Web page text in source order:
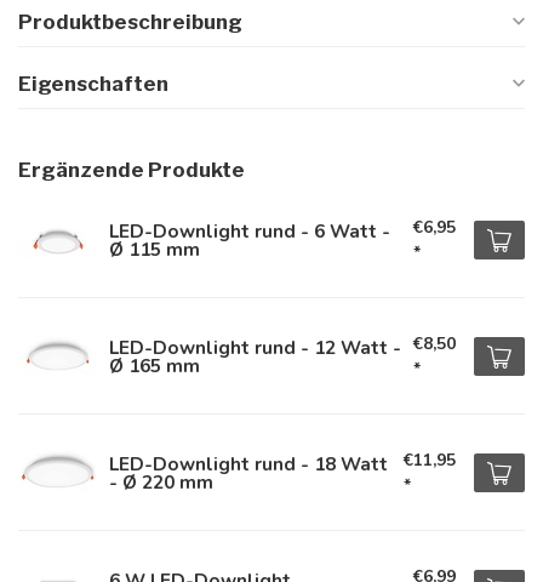
Produktbeschreibung
Eigenschaften
Ergänzende Produkte
LED-Downlight rund - 6 Watt -
Ø 115 mm
€6,95
*
LED-Downlight rund - 12 Watt -
Ø 165 mm
€8,50
*
LED-Downlight rund - 18 Watt
- Ø 220 mm
€11,95
*
€6,99